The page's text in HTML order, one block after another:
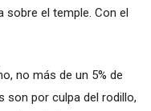
sobre el temple. Con el
no más de un 5% de
son por culpa del rodillo,